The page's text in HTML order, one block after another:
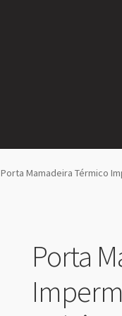
Porta Mamadeira Térmico
Porta